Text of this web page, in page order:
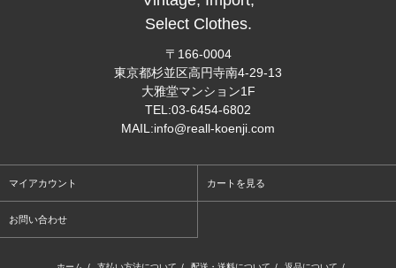
Select Clothes.
〒166-0004
東京都杉並区高円寺南4-29-13
大雅堂マンション1F
TEL:03-6454-6802
MAIL:info@reall-koenji.com
マイアカウント カートを見る
お問い合わせ